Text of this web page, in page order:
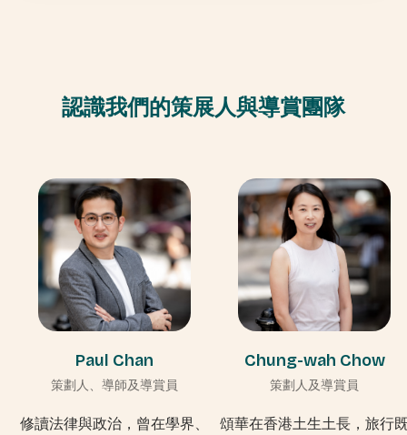
認識我們的策展人與導賞團隊
Paul Chan
策劃人、導師及導賞員
修讀法律與政治，曾在學界、
Chung-wah Chow
策劃人及導賞員
頌華在香港土生土長，旅行